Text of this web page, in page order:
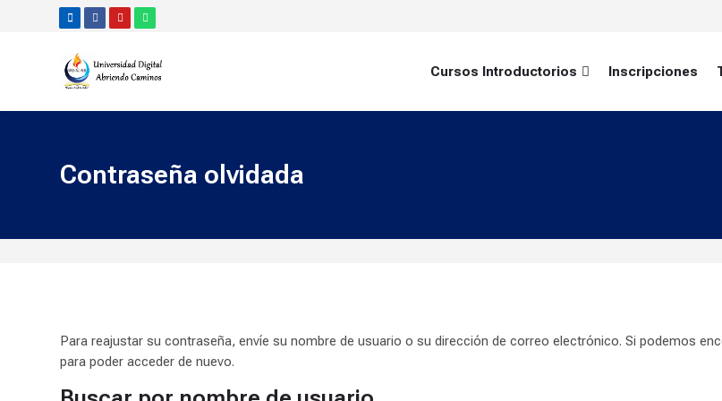
Skip to navigation
Skip to search form
Skip to login form
Salta al contenido principal
Skip to accessibility options
Skip to footer
Skip accessibility options
Cursos Introductorios Inscripciones
Contraseña olvidada
Para reajustar su contraseña, envíe su nombre de usuario o su dirección de correo electrónico. Si podemos
para poder acceder de nuevo.